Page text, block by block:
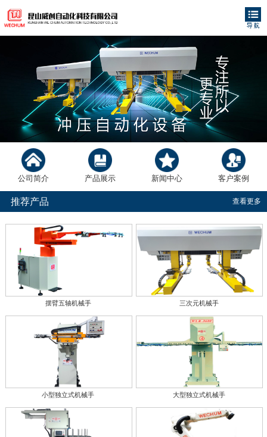
公司简介 产品展示 新闻中心 客户案例
推荐产品 查看更多
摆臂五轴机械手 三次元机械手
小型独立式机械手 大型独立式机械手